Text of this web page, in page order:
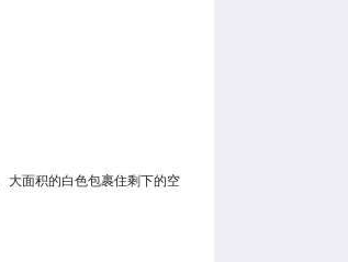
大面积的白色包裹住剩下的空